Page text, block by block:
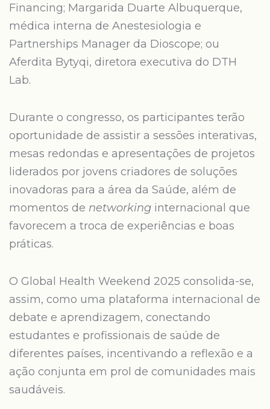
Financing; Margarida Duarte Albuquerque,
médica interna de Anestesiologia e
Partnerships Manager da Dioscope; ou
Aferdita Bytyqi, diretora executiva do DTH
Lab.
Durante o congresso, os participantes terão
oportunidade de assistir a sessões interativas,
mesas redondas e apresentações de projetos
liderados por jovens criadores de soluções
inovadoras para a área da Saúde, além de
momentos de networking internacional que
favorecem a troca de experiências e boas
práticas.
O Global Health Weekend 2025 consolida-se,
assim, como uma plataforma internacional de
debate e aprendizagem, conectando
estudantes e profissionais de saúde de
diferentes países, incentivando a reflexão e a
ação conjunta em prol de comunidades mais
saudáveis.